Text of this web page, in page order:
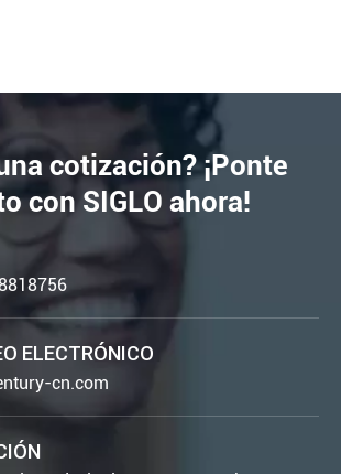
cotización? ¡Ponte
con SIGLO ahora!
ELECTRÓNICO
cn.com